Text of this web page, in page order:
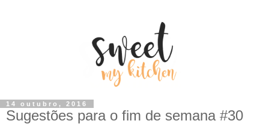
14 outubro, 2016
Sugestões para o fim de semana #30